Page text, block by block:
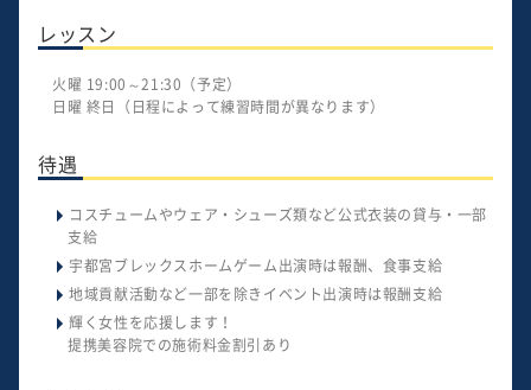
レッスン
火曜 19:00～21:30（予定）
日曜 終日（日程によって練習時間が異なります）
待遇
コスチュームやウェア・シューズ類など公式衣装の貸与・一部
支給
宇都宮ブレックスホームゲーム出演時は報酬、食事支給
地域貢献活動など一部を除きイベント出演時は報酬支給
輝く女性を応援します！
提携美容院での施術料金割引あり